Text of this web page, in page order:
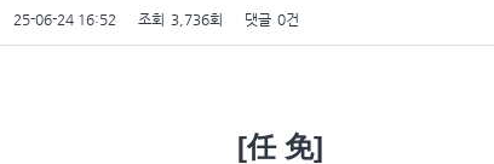
25-06-24 16:52 조회 3,736회 댓글 0건
[任 免]